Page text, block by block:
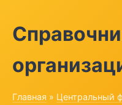
Главная » Центральный